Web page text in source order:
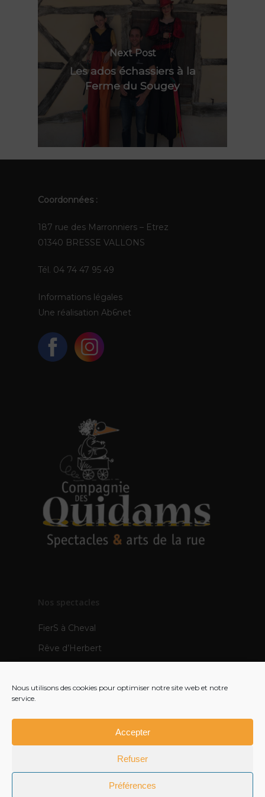
Nous utilisons des cookies pour optimiser notre site web et notre
service.
Accepter
Refuser
Préférences
Next Post
Les ados échassiers à la
Ferme du Sougey
Coordonnées :
187 rue des Marronniers – Etrez
01340 BRESSE VALLONS
Tél. 04 74 47 95 49
Informations légales
Une réalisation Ab6net
Nos spectacles
FierS à Cheval
Rêve d’Herbert
Les Pops
Polynie – création 2022
FR
Les Pops
Polynie
Actualités
Contact
FR
EN